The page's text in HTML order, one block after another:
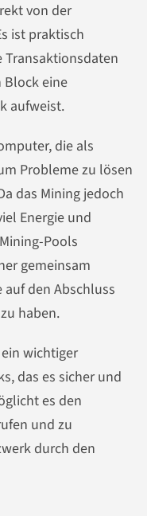
von der
ist praktisch
Transaktionsdaten
Block eine
aufweist.
die als
Probleme zu lösen
das Mining jedoch
Energie und
Pools
gemeinsam
den Abschluss
haben.
wichtiger
das es sicher und
es den
und zu
durch den